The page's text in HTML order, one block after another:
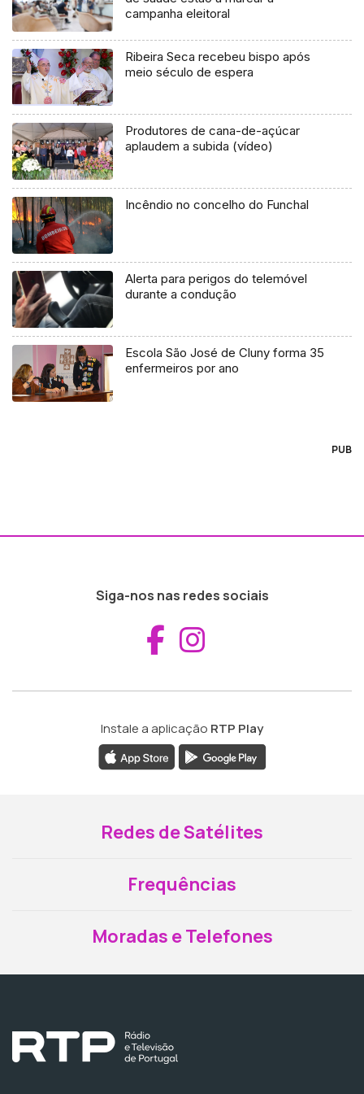
campanha eleitoral
Ribeira Seca recebeu bispo após
meio século de espera
Produtores de cana-de-açúcar
aplaudem a subida (vídeo)
Incêndio no concelho do Funchal
Alerta para perigos do telemóvel
durante a condução
Escola São José de Cluny forma 35
enfermeiros por ano
PUB
Siga-nos nas redes sociais
Aceder ao
Instale a aplicação RTP Play
Redes de Satélites
Frequências
Moradas e Telefones